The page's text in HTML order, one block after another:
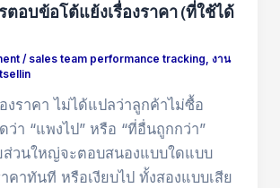
ตอบข้อโต้แย้งเรื่องราคา (ที่ใช้ได้
/ sales team performance tracking, งาน
งราคา ไม่ได้แปลว่าลูกค้าไม่ซื้อ
ว่า “แพงไป” หรือ “ที่อื่นถูกกว่า”
วนใหญ่จะตอบสนองแบบใดแบบ
าทันที หรือเงียบไป ทั้งสองแบบเสีย